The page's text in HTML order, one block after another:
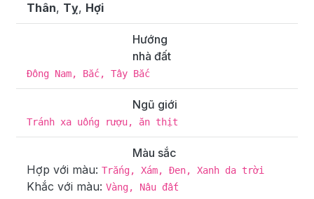
Thân, Tỵ, Hợi
Hướng
nhà đất
Đông Nam, Bắc, Tây Bắc
Ngũ giới
Tránh xa uống rượu, ăn thịt
Màu sắc
Hợp với màu: Trắng, Xám, Đen, Xanh da trời
Khắc với màu: Vàng, Nâu đất